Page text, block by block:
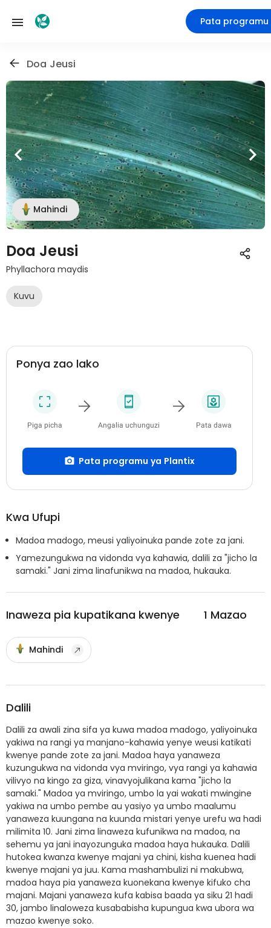
Pata programu
Doa Jeusi
Mahindi
Doa Jeusi
Phyllachora maydis
Kuvu
Ponya zao lako
Piga picha Angalia uchunguzi Pata dawa
Pata programu ya Plantix
Kwa Ufupi
Madoa madogo, meusi yaliyoinuka pande zote za jani.
Yamezungukwa na vidonda vya kahawia, dalili za "jicho la
samaki." Jani zima linafunikwa na madoa, hukauka.
Inaweza pia kupatikana kwenye 1 Mazao
Mahindi
Dalili
Dalili za awali zina sifa ya kuwa madoa madogo, yaliyoinuka
yakiwa na rangi ya manjano-kahawia yenye weusi katikati
kwenye pande zote za jani. Madoa haya yanaweza
kuzungukwa na vidonda vya mviringo, vya rangi ya kahawia
vilivyo na kingo za giza, vinavyojulikana kama "jicho la
samaki." Madoa ya mviringo, umbo la yai wakati mwingine
yakiwa na umbo pembe au yasiyo ya umbo maalumu
yanaweza kuungana na kuunda mistari yenye urefu wa hadi
milimita 10. Jani zima linaweza kufunikwa na madoa, na
sehemu ya jani inayozunguka madoa haya hukauka. Dalili
hutokea kwanza kwenye majani ya chini, kisha kuenea hadi
kwenye majani ya juu. Kama mashambulizi ni makubwa,
madoa haya pia yanaweza kuonekana kwenye kifuko cha
majani. Majani yanaweza kufa kabisa baada ya siku 21 hadi
30, jambo linaloweza kusababisha kupungua kwa ubora wa
mazao kwenye soko.